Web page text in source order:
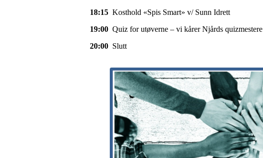
18:15 Kosthold «Spis Smart» v/ Sunn Idrett
19:00 Quiz for utøverne – vi kårer Njårds quizmestere
20:00 Slutt